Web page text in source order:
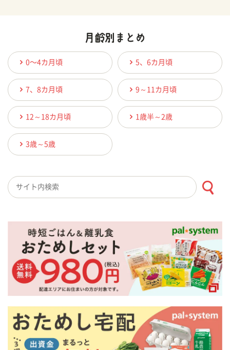
0〜4カ月頃 5、6カ月頃
7、8カ月頃 9～11カ月頃
12～18カ月頃 1歳半～2歳
3歳～5歳
検索キーワード入力